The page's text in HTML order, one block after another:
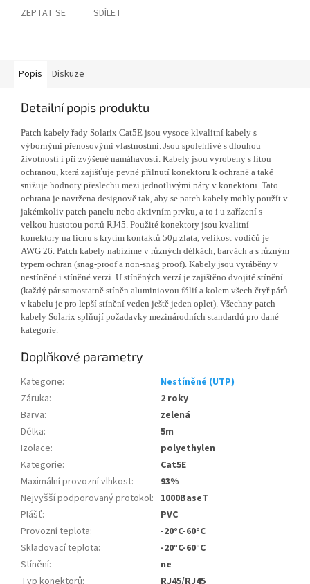
ZEPTAT SE SDÍLET
Popis Diskuze
Detailní popis produktu
Patch kabely řady Solarix Cat5E jsou vysoce klvalitní kabely s
výbornými přenosovými vlastnostmi. Jsou spolehlivé s dlouhou
životností i při zvýšené namáhavosti. Kabely jsou vyrobeny s litou
ochranou, která zajišťuje pevné přilnutí konektoru k ochraně a také
snižuje hodnoty přeslechu mezi jednotlivými páry v konektoru. Tato
ochrana je navržena designově tak, aby se patch kabely mohly použít v
jakémkoliv patch panelu nebo aktivním prvku, a to i u zařízení s
velkou hustotou portů RJ45. Použité konektory jsou kvalitní
konektory na licnu s krytím kontaktů 50µ zlata, velikost vodičů je
AWG 26. Patch kabely nabízíme v různých délkách, barvách a s různým
typem ochran (snag-proof a non-snag proof). Kabely jsou vyráběny v
nestíněné i stíněné verzi. U stíněných verzí je zajištěno dvojité stínění
(každý pár samostatně stíněn aluminiovou fólií a kolem všech čtyř párů
v kabelu je pro lepší stínění veden ještě jeden oplet). Všechny patch
kabely Solarix splňují požadavky mezinárodních standardů pro dané
kategorie.
Doplňkové parametry
Kategorie:
Nestíněné (UTP)
Záruka:
2 roky
Barva:
zelená
Délka:
5m
Izolace:
polyethylen
Kategorie:
Cat5E
Maximální provozní vlhkost:
93%
Nejvyšší podporovaný protokol: 1000BaseT
Plášť:
PVC
Provozní teplota:
-20°C-60°C
Skladovací teplota:
-20°C-60°C
Stínění:
ne